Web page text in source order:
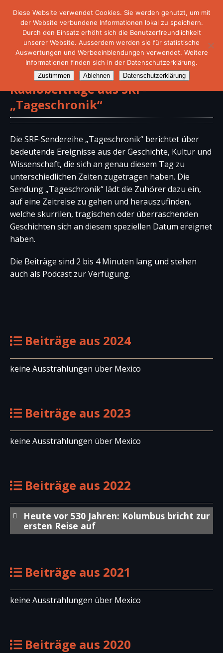
Radiobeiträge aus SRF-
„Tageschronik“
Die SRF-Sendereihe „Tageschronik“ berichtet über
bedeutende Ereignisse aus der Geschichte, Kultur und
Wissenschaft, die sich an genau diesem Tag zu
unterschiedlichen Zeiten zugetragen haben. Die
Sendung „Tageschronik“ lädt die Zuhörer dazu ein,
auf eine Zeitreise zu gehen und herauszufinden,
welche skurrilen, tragischen oder überraschenden
Geschichten sich an diesem speziellen Datum ereignet
haben.
Die Beiträge sind 2 bis 4 Minuten lang und stehen
auch als Podcast zur Verfügung.
Beiträge aus 2024
keine Ausstrahlungen über Mexico
Beiträge aus 2023
keine Ausstrahlungen über Mexico
Beiträge aus 2022
Heute vor 530 Jahren: Kolumbus bricht zur
ersten Reise auf
Beiträge aus 2021
keine Ausstrahlungen über Mexico
Beiträge aus 2020
Diese Website verwendet Cookies. Sie werden genutzt, um mit
der Website verbundene Informationen lokal zu speichern.
Durch den Einsatz erhöht sich die Benutzerfreundlichkeit
unserer Website. Ausserdem werden sie für statistische
Auswertungen und Werbeeinblendungen verwendet. Weitere
Informationen finden sich in der Datenschutzerklärung.
Zustimmen Ablehnen Datenschutzerklärung